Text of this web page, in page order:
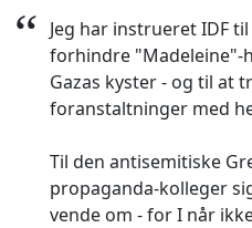
“ Jeg har instrueret IDF
forhindre "Madeleine"-
Gazas kyster - og til at
foranstaltninger med
Til den antisemitiske
propaganda-kolleger
vende om - for I når